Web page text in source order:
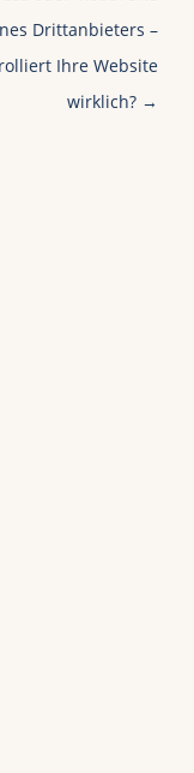
Drittanbieters –
Ihre Website
wirklich? →